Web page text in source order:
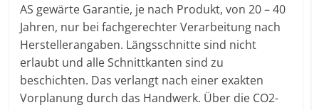
AS gewärte Garantie, je nach Produkt, von 20 – 40
Jahren, nur bei fachgerechter Verarbeitung nach
Herstellerangaben. Längsschnitte sind nicht
erlaubt und alle Schnittkanten sind zu
beschichten. Das verlangt nach einer exakten
Vorplanung durch das Handwerk. Über die CO2-